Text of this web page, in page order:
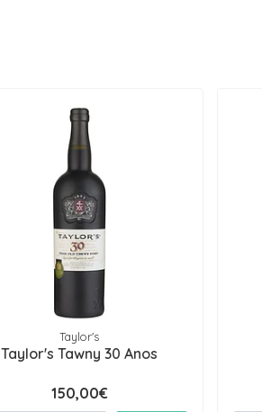
Taylor's
Taylor's Tawny 30 Anos
150,00€